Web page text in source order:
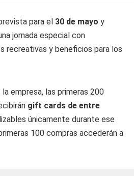
para el 30 de mayo y
jornada especial con
recreativas y beneficios para los
empresa, las primeras 200
gift cards de entre
únicamente durante ese
100 compras accederán a